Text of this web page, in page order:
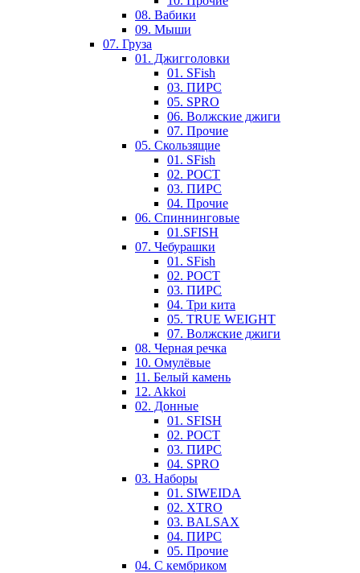
08. Вабики
09. Мыши
07. Груза
01. Джигголовки
01. SFish
03. ПИРС
05. SPRO
06. Волжские джиги
07. Прочие
05. Скользящие
01. SFish
02. РОСТ
03. ПИРС
04. Прочие
06. Спиннинговые
01.SFISH
07. Чебурашки
01. SFish
02. РОСТ
03. ПИРС
04. Три кита
05. TRUE WEIGHT
07. Волжские джиги
08. Черная речка
10. Омулёвые
11. Белый камень
12. Akkoi
02. Донные
01. SFISH
02. РОСТ
03. ПИРС
04. SPRO
03. Наборы
01. SIWEIDA
02. XTRO
03. BALSAX
04. ПИРС
05. Прочие
04. С кембриком